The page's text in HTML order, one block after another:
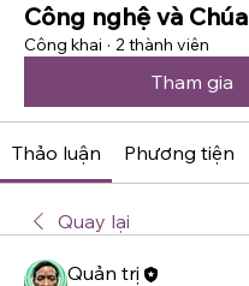
Công nghệ và Chúa
Công khai · 2 thành viên
Tham gia
Thảo luận Phương tiện
Quay lại
Quản trị